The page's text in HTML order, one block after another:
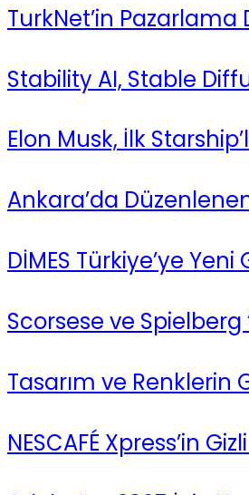
TurkNet’in Pazarlama
Stability AI, Stable
Elon Musk, İlk
Ankara’da
DİMES Türkiye’ye
Scorsese ve Spielberg
Tasarım ve Renklerin
NESCAFÉ Xpress’in